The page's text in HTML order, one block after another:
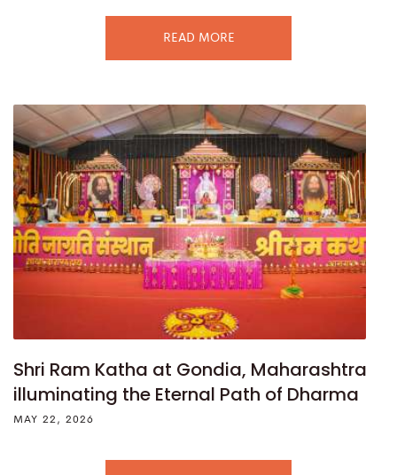
READ MORE
Shri Ram Katha at Gondia, Maharashtra
illuminating the Eternal Path of Dharma
MAY 22, 2026